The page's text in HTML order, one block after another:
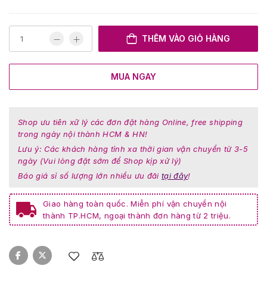
THÊM VÀO GIỎ HÀNG
MUA NGAY
Shop ưu tiên xữ lý các đơn đặt hàng Online, free shipping
trong ngày nội thành HCM & HN!
Lưu ý: Các khách hàng tỉnh xa thời gian vận chuyển từ 3-5
ngày (Vui lòng đặt sớm để Shop kịp xử lý)
Báo giá sỉ số lượng lớn nhiều ưu đãi tại đây!
Giao hàng toàn quốc. Miễn phí vận chuyển nội
thành TP.HCM, ngoại thành đơn hàng từ 2 triệu.